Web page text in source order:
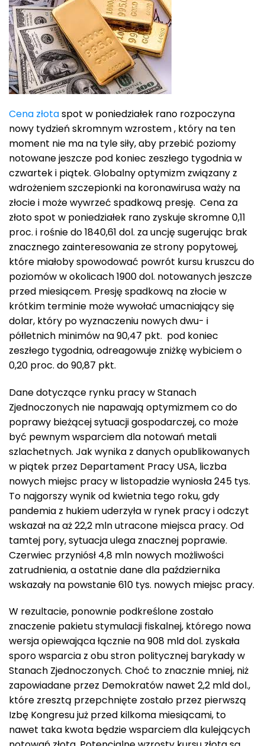
Cena złotaspot w poniedziałek rano rozpoczyna
nowy tydzień skromnym wzrostem , który na ten
moment nie ma na tyle siły, aby przebić poziomy
notowane jeszcze pod koniec zeszłego tygodnia w
czwartek i piątek. Globalny optymizm związany z
wdrożeniem szczepionki na koronawirusa waży na
złocie i może wywrzeć spadkową presję. Cena za
złoto spot w poniedziałek rano zyskuje skromne 0,11
proc. i rośnie do 1840,61 dol. za uncję sugerując brak
znacznego zainteresowania ze strony popytowej,
które miałoby spowodować powrót kursu kruszcu do
poziomów w okolicach 1900 dol. notowanych jeszcze
przed miesiącem. Presję spadkową na złocie w
krótkim terminie może wywołać umacniający się
dolar, który po wyznaczeniu nowych dwu- i
półletnich minimów na 90,47 pkt. pod koniec
zeszłego tygodnia, odreagowuje zniżkę wybiciem o
0,20 proc. do 90,87 pkt.
Dane dotyczące rynku pracy w Stanach
Zjednoczonych nie napawają optymizmem co do
poprawy bieżącej sytuacji gospodarczej, co może
być pewnym wsparciem dla notowań metali
szlachetnych. Jak wynika z danych opublikowanych
w piątek przez Departament Pracy USA, liczba
nowych miejsc pracy w listopadzie wyniosła 245 tys.
To najgorszy wynik od kwietnia tego roku, gdy
pandemia z hukiem uderzyła w rynek pracy i odczyt
wskazał na aż 22,2 mln utracone miejsca pracy. Od
tamtej pory, sytuacja ulega znacznej poprawie.
Czerwiec przyniósł 4,8 mln nowych możliwości
zatrudnienia, a ostatnie dane dla października
wskazały na powstanie 610 tys. nowych miejsc pracy.
W rezultacie, ponownie podkreślone zostało
znaczenie pakietu stymulacji fiskalnej, którego nowa
wersja opiewająca łącznie na 908 mld dol. zyskała
sporo wsparcia z obu stron politycznej barykady w
Stanach Zjednoczonych. Choć to znacznie mniej, niż
zapowiadane przez Demokratów nawet 2,2 mld dol.,
które zresztą przepchnięte zostało przez pierwszą
Izbę Kongresu już przed kilkoma miesiącami, to
nawet taka kwota będzie wsparciem dla kulejących